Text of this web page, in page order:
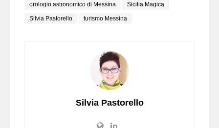
orologio astronomico di Messina Sicilia Magica
Silvia Pastorello turismo Messina
Silvia Pastorello